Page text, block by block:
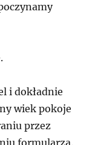
i dokładnie
wiek pokoje
przez